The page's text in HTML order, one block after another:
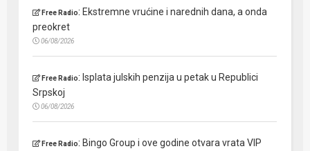
Free Radio: Ekstremne vrućine i narednih dana, a onda
preokret
06/08/2026
Free Radio: Isplata julskih penzija u petak u Republici
Srpskoj
06/08/2026
Free Radio: Bingo Group i ove godine otvara vrata VIP